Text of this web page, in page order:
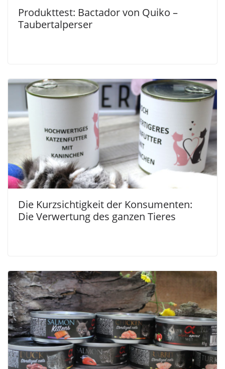
Produkttest: Bactador von Quiko –
Taubertalperser
Die Kurzsichtigkeit der Konsumenten:
Die Verwertung des ganzen Tieres